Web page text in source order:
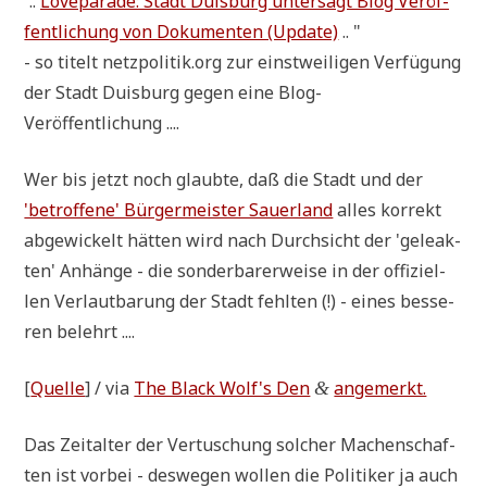
fent­li­chung von Doku­men­ten (Update).. "
- so titelt netzpolitik.org zur einst­wei­li­gen Ver­fü­gung
der Stadt Duis­burg gegen eine Blog-
Veröffentlichung ....
Wer bis jetzt noch glaub­te, daß die Stadt und der
'betrof­fe­ne' Bür­ger­mei­ster Sau­er­landalles kor­rekt
abge­wickelt hät­ten wird nach Durch­sicht der 'gele­ak­
ten' Anhän­ge - die son­der­ba­rer­wei­se in der offi­zi­el­
len Ver­laut­ba­rung der Stadt fehl­ten (!) - eines bes­se­
ren belehrt ....
[Quel­le] / via The Black Wolf's Den & ange­merkt.
Das Zeit­al­ter der Ver­tu­schung sol­cher Machen­schaf­
ten ist vor­bei - des­we­gen wol­len die Poli­ti­ker ja auch